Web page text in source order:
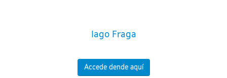
Iago Fraga
Accede dende aquí